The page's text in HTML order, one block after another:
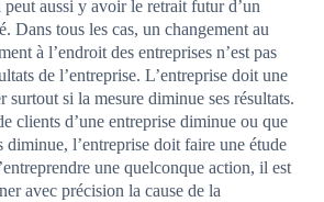
peut aussi y avoir le retrait futur d’un
Dans tous les cas, un changement au
à l’endroit des entreprises n’est pas
de l’entreprise. L’entreprise doit une
surtout si la mesure diminue ses résultats.
clients d’une entreprise diminue ou que
diminue, l’entreprise doit faire une étude
une quelconque action, il est
avec précision la cause de la